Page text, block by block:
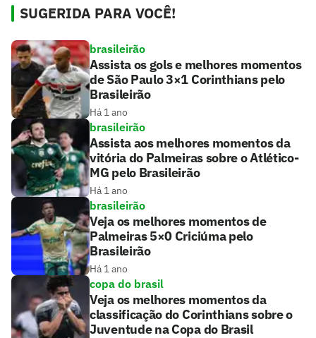
SUGERIDA PARA VOCÊ!
brasileirão
Assista os gols e melhores momentos
de São Paulo 3×1 Corinthians pelo
Brasileirão
Há 1 ano
brasileirão
Assista aos melhores momentos da
vitória do Palmeiras sobre o Atlético-
MG pelo Brasileirão
Há 1 ano
brasileirão
Veja os melhores momentos de
Palmeiras 5×0 Criciúma pelo
Brasileirão
Há 1 ano
copa do brasil
Veja os melhores momentos da
classificação do Corinthians sobre o
Juventude na Copa do Brasil